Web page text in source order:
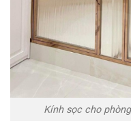
Kính sọc cho